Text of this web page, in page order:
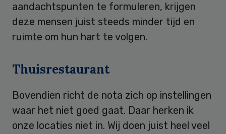
aandachtspunten te formuleren, krijgen
deze mensen juist steeds minder tijd en
ruimte om hun hart te volgen.
Thuisrestaurant
Bovendien richt de nota zich op instellingen
waar het niet goed gaat. Daar herken ik
onze locaties niet in. Wij doen juist heel veel